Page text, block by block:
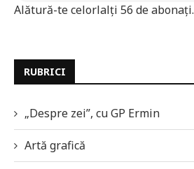
Alătură-te celorlalți 56 de abonați.
RUBRICI
„Despre zei”, cu GP Ermin
Artă grafică